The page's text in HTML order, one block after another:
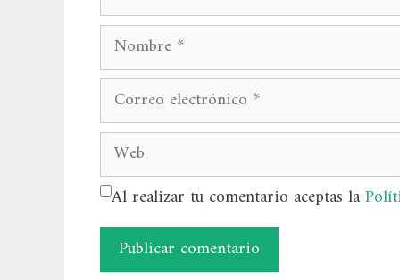
Nombre
Correo
electrónico
Web
Al realizar tu comentario aceptas la